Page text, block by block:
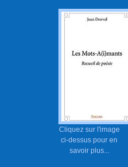
Cliquez sur l'image
ci-dessus pour en
savoir plus...